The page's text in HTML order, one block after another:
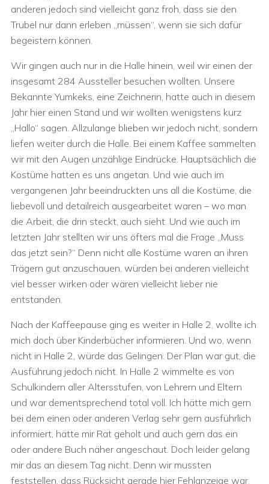
anderen jedoch sind vielleicht ganz froh, dass sie den
Trubel nur dann erleben „müssen“, wenn sie sich dafür
begeistern können.
Wir gingen auch nur in die Halle hinein, weil wir einen der
insgesamt 284 Aussteller besuchen wollten. Unsere
Bekannte Yumkeks, eine Zeichnerin, hatte auch in diesem
Jahr hier einen Stand und wir wollten wenigstens kurz
„Hallo“ sagen. Allzulange blieben wir jedoch nicht, sondern
liefen weiter durch die Halle. Bei einem Kaffee sammelten
wir mit den Augen unzählige Eindrücke. Hauptsächlich die
Kostüme hatten es uns angetan. Und wie auch im
vergangenen Jahr beeindruckten uns all die Kostüme, die
liebevoll und detailreich ausgearbeitet waren – wo man
die Arbeit, die drin steckt, auch sieht. Und wie auch im
letzten Jahr stellten wir uns öfters mal die Frage „Muss
das jetzt sein?“ Denn nicht alle Kostüme waren an ihren
Trägern gut anzuschauen, würden bei anderen vielleicht
viel besser wirken oder wären vielleicht lieber nie
entstanden.
Nach der Kaffeepause ging es weiter in Halle 2, wollte ich
mich doch über Kinderbücher informieren. Und wo, wenn
nicht in Halle 2, würde das Gelingen. Der Plan war gut, die
Ausführung jedoch nicht. In Halle 2 wimmelte es von
Schulkindern aller Altersstufen, von Lehrern und Eltern
und war dementsprechend total voll. Ich hätte mich gern
bei dem einen oder anderen Verlag sehr gern ausführlich
informiert, hätte mir Rat geholt und auch gern das ein
oder andere Buch näher angeschaut. Doch leider gelang
mir das an diesem Tag nicht. Denn wir mussten
feststellen, dass Rücksicht gerade hier Fehlanzeige war.